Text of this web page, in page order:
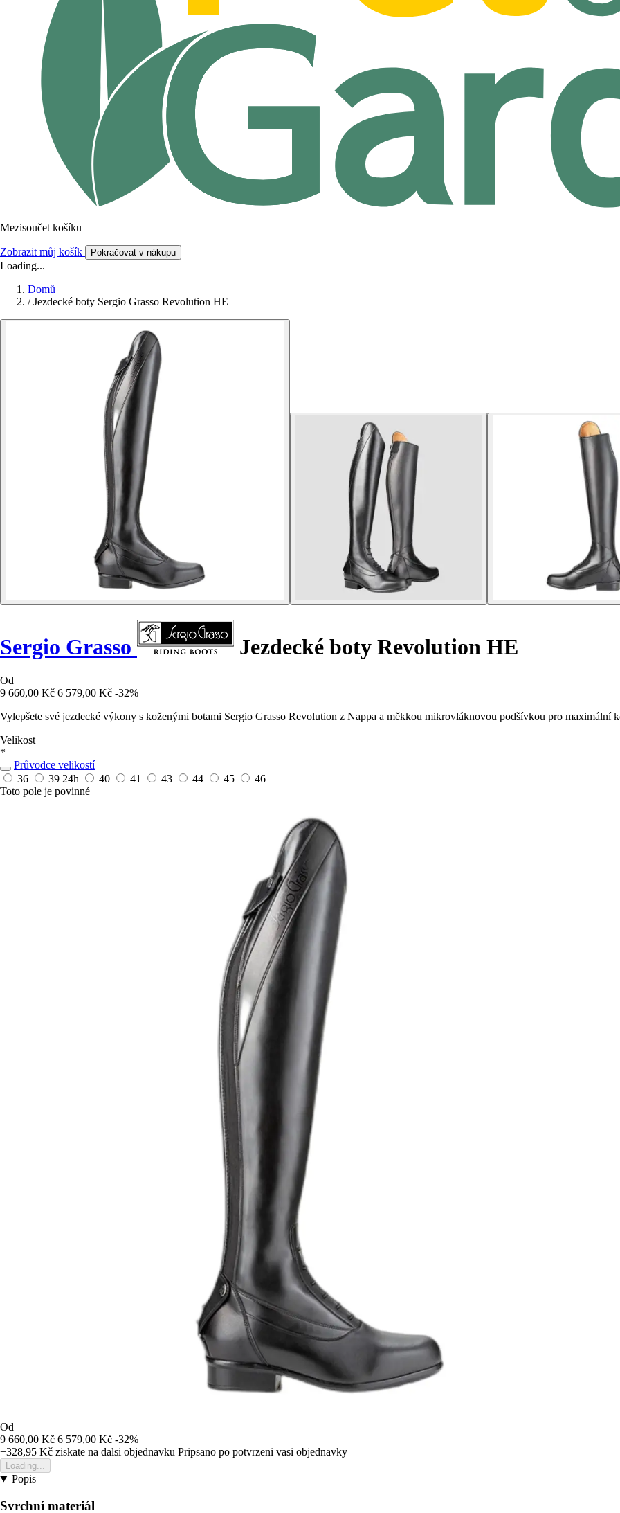
Mezisoučet košíku
Zobrazit můj košík Pokračovat v nákupu
Loading...
Domů
/ Jezdecké boty Sergio Grasso Revolution HE
Sergio Grasso Jezdecké boty Revolution HE
Od
9 660,00 Kč 6 579,00 Kč -32%
Vylepšete své jezdecké výkony s koženými botami Sergio Grasso Revolution z Nappa a měkkou mikrovláknovou podšívkou pro maximální
Velikost
*
Průvodce velikostí
36
39 24h 40 41 43 44 45
46
Toto pole je povinné
Od
9 660,00 Kč 6 579,00 Kč -32%
+328,95 Kč ziskate na dalsi objednavku Pripsano po potvrzeni vasi objednavky
Loading...
Popis
Svrchní materiál